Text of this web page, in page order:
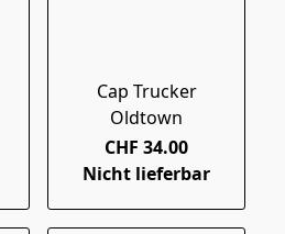
Cap Trucker
Oldtown
CHF 34.00
Nicht lieferbar